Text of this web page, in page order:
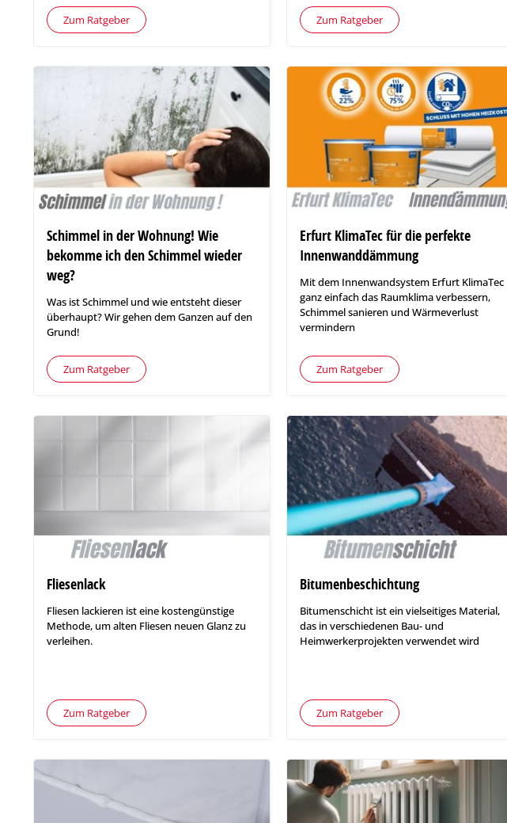
Zum Ratgeber Zum Ratgeber
Schimmel in der Wohnung! Wie
bekomme ich den Schimmel wieder
weg?
Was ist Schimmel und wie entsteht dieser
überhaupt? Wir gehen dem Ganzen auf den
Grund!
Zum Ratgeber
Erfurt KlimaTec für die perfekte
Innenwanddämmung
Mit dem Innenwandsystem Erfurt KlimaTec
ganz einfach das Raumklima verbessern,
Schimmel sanieren und Wärmeverlust
vermindern
Zum Ratgeber
Fliesenlack
Fliesen lackieren ist eine kostengünstige
Methode, um alten Fliesen neuen Glanz zu
verleihen.
Zum Ratgeber
Bitumenbeschichtung
Bitumenschicht ist ein vielseitiges Material,
das in verschiedenen Bau- und
Heimwerkerprojekten verwendet wird
Zum Ratgeber